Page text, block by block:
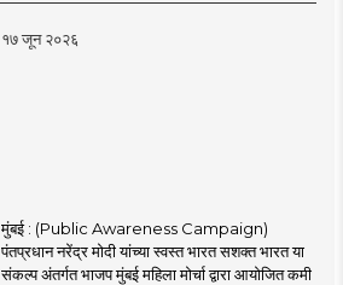
१७ जून २०२६
मुंबई : (Public Awareness Campaign)
पंतप्रधान नरेंद्र मोदी यांच्या स्वस्त भारत सशक्त भारत या
संकल्प अंतर्गत भाजप मुंबई महिला मोर्चा द्वारा आयोजित कमी